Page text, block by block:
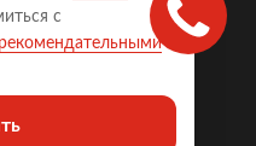
«БОРИСХОФ ХОЛДИНГ»
ИНН 7714700709, ОГРН
с
рекомендательными